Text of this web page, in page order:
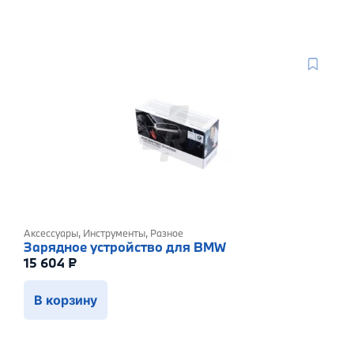
Аксессуары, Инструменты, Разное
Зарядное устройство для BMW
15 604 ₽
В корзину